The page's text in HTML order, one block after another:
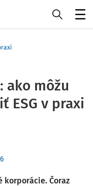
ako môžu
ESG v praxi
korporácie. Čoraz